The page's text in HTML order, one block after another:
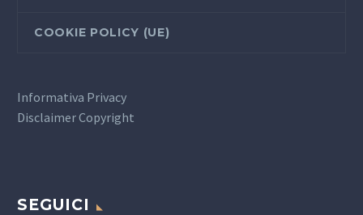
COOKIE POLICY (UE)
Informativa Privacy
Disclaimer Copyright
SEGUICI